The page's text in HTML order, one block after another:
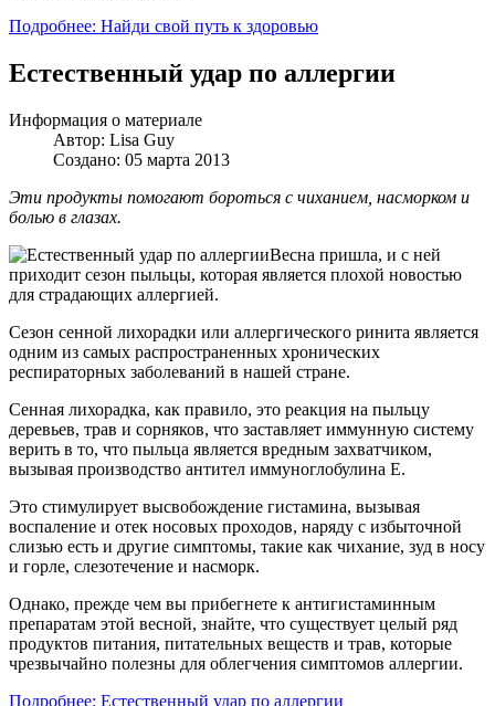
Подробнее: Найди свой путь к здоровью
Естественный удар по аллергии
Информация о материале
Автор: Lisa Guy
Создано: 05 марта 2013
Эти продукты помогают бороться с чиханием, насморком и
болью в глазах.
Весна пришла, и с ней
приходит сезон пыльцы, которая является плохой новостью
для страдающих аллергией.
Сезон сенной лихорадки или аллергического ринита является
одним из самых распространенных хронических
респираторных заболеваний в нашей стране.
Сенная лихорадка, как правило, это реакция на пыльцу
деревьев, трав и сорняков, что заставляет иммунную систему
верить в то, что пыльца является вредным захватчиком,
вызывая производство антител иммуноглобулина E.
Это стимулирует высвобождение гистамина, вызывая
воспаление и отек носовых проходов, наряду с избыточной
слизью есть и другие симптомы, такие как чихание, зуд в носу
и горле, слезотечение и насморк.
Однако, прежде чем вы прибегнете к антигистаминным
препаратам этой весной, знайте, что существует целый ряд
продуктов питания, питательных веществ и трав, которые
чрезвычайно полезны для облегчения симптомов аллергии.
Подробнее: Естественный удар по аллергии